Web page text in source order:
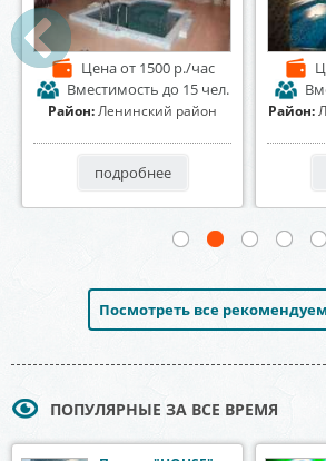
Ценаот 1500 р./час
Вместимостьдо 15 чел.
Ленинский район
подробнее
Ценаот
Район:
Посмотреть все
ПОПУЛЯРНЫЕ ЗА ВСЕ ВРЕМЯ